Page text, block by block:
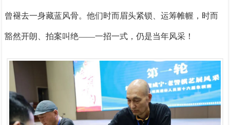
曾褪去一身藏蓝风骨。他们时而眉头紧锁、运筹帷幄，时而
豁然开朗、拍案叫绝——一招一式，仍是当年风采！